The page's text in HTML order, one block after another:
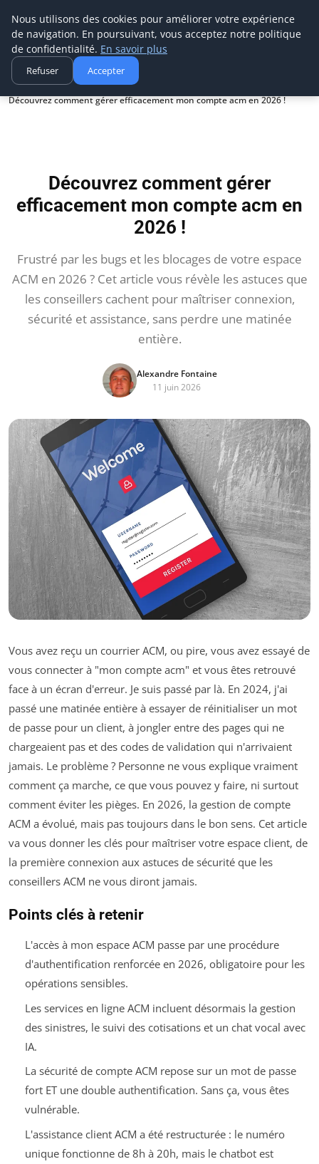
Aecme
Accueil
Découvrez comment gérer efficacement mon compte acm en 2026 !
Découvrez comment gérer
efficacement mon compte acm en
2026 !
Frustré par les bugs et les blocages de votre espace
ACM en 2026 ? Cet article vous révèle les astuces que
les conseillers cachent pour maîtriser connexion,
sécurité et assistance, sans perdre une matinée
entière.
Alexandre Fontaine
11 juin 2026
Vous avez reçu un courrier ACM, ou pire, vous avez essayé de
vous connecter à "mon compte acm" et vous êtes retrouvé
face à un écran d'erreur. Je suis passé par là. En 2024, j'ai
passé une matinée entière à essayer de réinitialiser un mot
de passe pour un client, à jongler entre des pages qui ne
chargeaient pas et des codes de validation qui n'arrivaient
jamais. Le problème ? Personne ne vous explique vraiment
comment ça marche, ce que vous pouvez y faire, ni surtout
comment éviter les pièges. En 2026, la gestion de compte
ACM a évolué, mais pas toujours dans le bon sens. Cet article
va vous donner les clés pour maîtriser votre espace client, de
la première connexion aux astuces de sécurité que les
conseillers ACM ne vous diront jamais.
Points clés à retenir
L'accès à mon espace ACM passe par une procédure
d'authentification renforcée en 2026, obligatoire pour les
opérations sensibles.
Les services en ligne ACM incluent désormais la gestion
des sinistres, le suivi des cotisations et un chat vocal avec
IA.
La sécurité de compte ACM repose sur un mot de passe
fort ET une double authentification. Sans ça, vous êtes
vulnérable.
L'assistance client ACM a été restructurée : le numéro
unique fonctionne de 8h à 20h, mais le chatbot est
Nous utilisons des cookies pour améliorer votre expérience
de navigation. En poursuivant, vous acceptez notre politique
de confidentialité. En savoir plus
Refuser Accepter